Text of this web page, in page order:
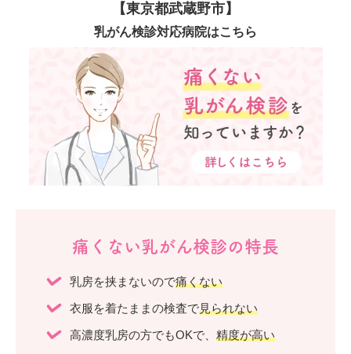
【東京都武蔵野市】
乳がん検診対応病院はこちら
痛くない乳がん検診の特長
乳房を挟まないので痛くない
衣服を着たままの検査で見られない
高濃度乳房の方でもOKで、 精度が高い